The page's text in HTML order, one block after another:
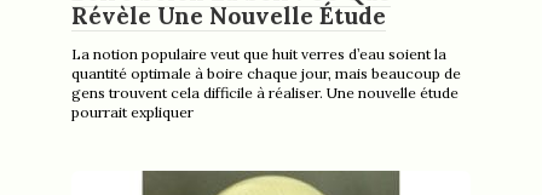
Révèle Une Nouvelle Étude
La notion populaire veut que huit verres d’eau soient la
quantité optimale à boire chaque jour, mais beaucoup de
gens trouvent cela difficile à réaliser. Une nouvelle étude
pourrait expliquer